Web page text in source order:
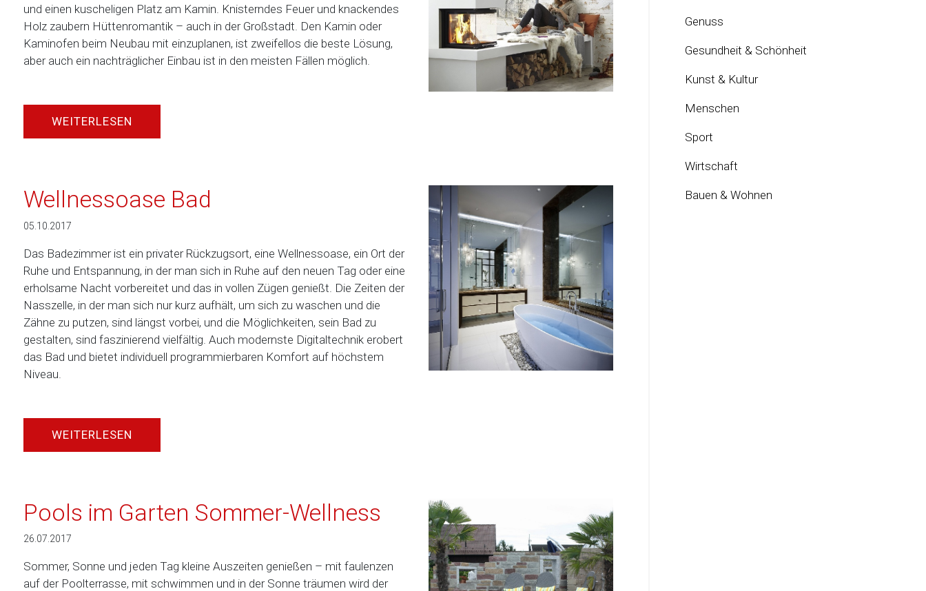
und einen kuscheligen Platz am Kamin. Knisterndes Feuer und knackendes
Holz zaubern Hüttenromantik – auch in der Großstadt. Den Kamin oder
Kaminofen beim Neubau mit einzuplanen, ist zweifellos die beste Lösung,
aber auch ein nachträglicher Einbau ist in den meisten Fällen möglich.
WEITERLESEN
Wellnessoase Bad
05.10.2017
Das Badezimmer ist ein privater Rückzugsort, eine Wellnessoase, ein Ort der
Ruhe und Entspannung, in der man sich in Ruhe auf den neuen Tag oder eine
erholsame Nacht vorbereitet und das in vollen Zügen genießt. Die Zeiten der
Nasszelle, in der man sich nur kurz aufhält, um sich zu waschen und die
Zähne zu putzen, sind längst vorbei, und die Möglichkeiten, sein Bad zu
gestalten, sind faszinierend vielfältig. Auch modernste Digitaltechnik erobert
das Bad und bietet individuell programmierbaren Komfort auf höchstem
Niveau.
WEITERLESEN
Pools im Garten Sommer-Wellness
26.07.2017
Sommer, Sonne und jeden Tag kleine Auszeiten genießen – mit faulenzen
auf der Poolterrasse, mit schwimmen und in der Sonne träumen wird der
Genuss
Gesundheit & Schönheit
Kunst & Kultur
Menschen
Sport
Wirtschaft
Bauen & Wohnen